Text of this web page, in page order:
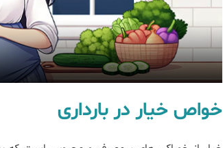
خواص خیار در بارداری